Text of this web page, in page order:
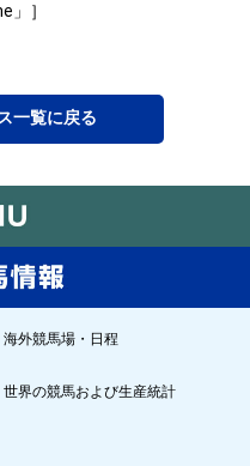
」］
一覧に戻る
海外競馬場・日程
世界の競馬および生産統計